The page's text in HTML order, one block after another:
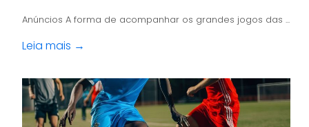
Anúncios A forma de acompanhar os grandes jogos das ...
Leia mais →